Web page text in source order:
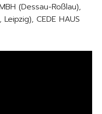
(Dessau-Roßlau),
CEDE HAUS